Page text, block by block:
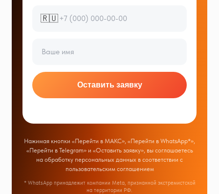
🇷🇺
Оставить заявку
Нажимая кнопки «Перейти в МАКС», «Перейти в WhatsApp*»,
«Перейти в Telegram» и «Оставить заявку», вы соглашаетесь
на обработку персональных данных в соответствии с
пользовательским соглашением
* WhatsApp принадлежит компании Meta, признанной экстремистской
на территории РФ.